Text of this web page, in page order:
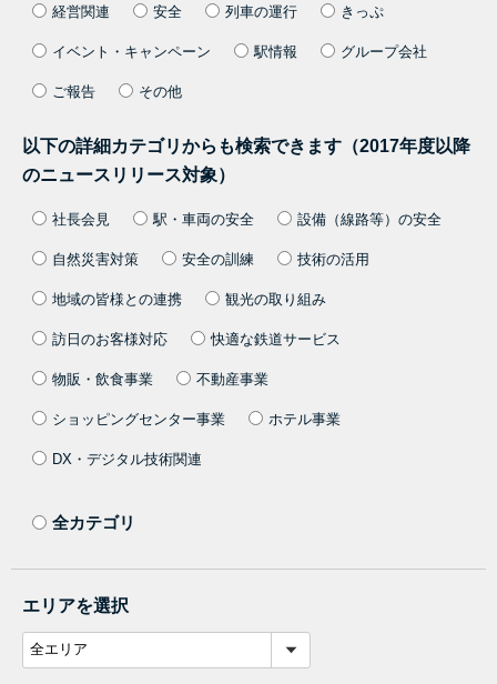
経営関連 安全 列車の運行 きっぷ
イベント・キャンペーン 駅情報 グループ会社
ご報告 その他
以下の詳細カテゴリからも検索できます（2017年度以降
のニュースリリース対象）
社長会見 駅・車両の安全 設備（線路等）の安全
自然災害対策 安全の訓練 技術の活用
地域の皆様との連携 観光の取り組み
訪日のお客様対応 快適な鉄道サービス
物販・飲食事業 不動産事業
ショッピングセンター事業 ホテル事業
DX・デジタル技術関連
全カテゴリ
エリアを選択